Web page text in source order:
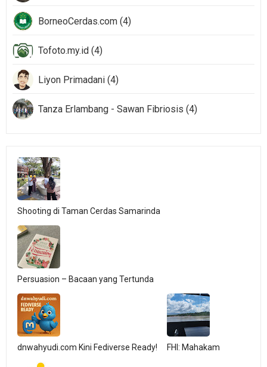
BorneoCerdas.com (4)
Tofoto.my.id (4)
Liyon Primadani (4)
Tanza Erlambang - Sawan Fibriosis (4)
Shooting di Taman Cerdas Samarinda
Persuasion – Bacaan yang Tertunda
dnwahyudi.com Kini Fediverse Ready! FHI: Mahakam